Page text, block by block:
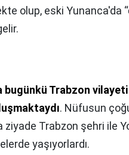
olup, eski Yunanca'da
bugünkü Trabzon
. Nüfusun
Trabzon şehri ile
yaşıyorlardı.